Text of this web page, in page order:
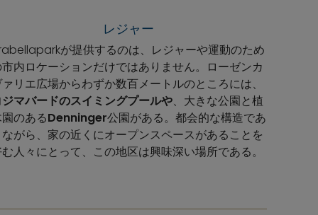
レジャー
が提供するのは、レジャーや運動のため
内ロケーションだけではありません。ローゼンカ
リエ広場からわずか数百メートルのところには、
マバードのスイミングプールや、大きな公園と植
のあるDenninger公園がある。都会的な構造であ
がら、家の近くにオープンスペースがあることを
人々にとって、この地区は興味深い場所である。